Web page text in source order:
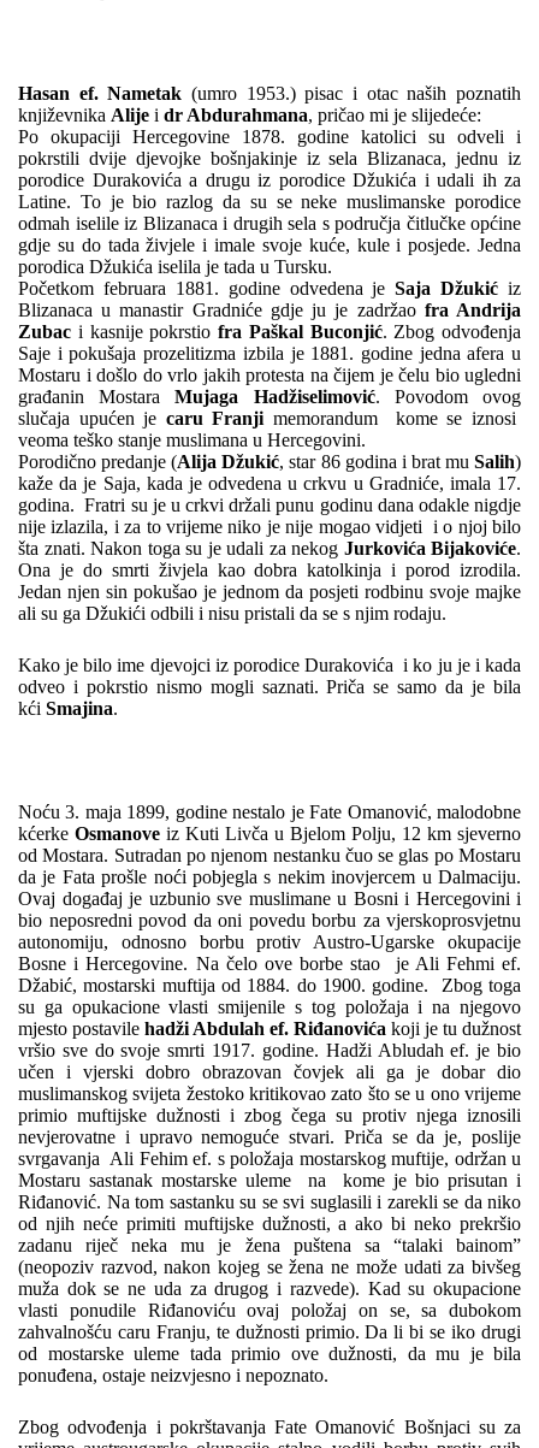
Hasan ef. Nametak (umro 1953.) pisac i otac naših poznatih
književnika Alije i dr Abdurahmana, pričao mi je slijedeće:
Po okupaciji Hercegovine 1878. godine katolici su odveli i
pokrstili dvije djevojke bošnjakinje iz sela Blizanaca, jednu iz
porodice Durakovića a drugu iz porodice Džukića i udali ih za
Latine. To je bio razlog da su se neke muslimanske porodice
odmah iselile iz Blizanaca i drugih sela s područja čitlučke općine
gdje su do tada živjele i imale svoje kuće, kule i posjede. Jedna
porodica Džukića iselila je tada u Tursku.
Početkom februara 1881. godine odvedena jeSaja Džukić iz
Blizanaca u manastir Gradniće gdje ju je zadržao fra Andrija
Zubac i kasnije pokrstio fra Paškal Buconjić. Zbog odvođenja
Saje i pokušaja prozelitizma izbila je 1881. godine jedna afera u
Mostaru i došlo do vrlo jakih protesta na čijem je čelu bio ugledni
građanin MostaraMujaga Hadžiselimović. Povodom ovog
slučaja upućen je caru Franji memorandum kome se iznosi
veoma teško stanje muslimana u Hercegovini.
Porodično predanje (Alija Džukić, star 86 godina i brat muSalih)
kaže da je Saja, kada je odvedena u crkvu u Gradniće, imala 17.
godina. Fratri su je u crkvi držali punu godinu dana odakle nigdje
nije izlazila, i za to vrijeme niko je nije mogao vidjeti i o njoj bilo
šta znati. Nakon toga su je udali za nekog Jurkovića Bijakoviće.
Ona je do smrti živjela kao dobra katolkinja i porod izrodila.
Jedan njen sin pokušao je jednom da posjeti rodbinu svoje majke
ali su ga Džukići odbili i nisu pristali da se s njim rodaju.
Kako je bilo ime djevojci iz porodice Durakovića i ko ju je i kada
odveo i pokrstio nismo mogli saznati. Priča se samo da je bila
kći Smajina.
Noću 3. maja 1899, godine nestalo je Fate Omanović, malodobne
kćerke Osmanove iz Kuti Livča u Bjelom Polju, 12 km sjeverno
od Mostara. Sutradan po njenom nestanku čuo se glas po Mostaru
da je Fata prošle noći pobjegla s nekim inovjercem u Dalmaciju.
Ovaj događaj je uzbunio sve muslimane u Bosni i Hercegovini i
bio neposredni povod da oni povedu borbu za vjerskoprosvjetnu
autonomiju, odnosno borbu protiv Austro-Ugarske okupacije
Bosne i Hercegovine. Na čelo ove borbe stao je Ali Fehmi ef.
Džabić, mostarski muftija od 1884. do 1900. godine. Zbog toga
su ga opukacione vlasti smijenile s tog položaja i na njegovo
mjesto postavile hadži Abdulah ef. Riđanovića koji je tu dužnost
vršio sve do svoje smrti 1917. godine. Hadži Abludah ef. je bio
učen i vjerski dobro obrazovan čovjek ali ga je dobar dio
muslimanskog svijeta žestoko kritikovao zato što se u ono vrijeme
primio muftijske dužnosti i zbog čega su protiv njega iznosili
nevjerovatne i upravo nemoguće stvari. Priča se da je, poslije
svrgavanja Ali Fehim ef. s položaja mostarskog muftije, održan u
Mostaru sastanak mostarske uleme na kome je bio prisutan i
Riđanović. Na tom sastanku su se svi suglasili i zarekli se da niko
od njih neće primiti muftijske dužnosti, a ako bi neko prekršio
zadanu riječ neka mu je žena puštena sa “talaki bainom”
(neopoziv razvod, nakon kojeg se žena ne može udati za bivšeg
muža dok se ne uda za drugog i razvede). Kad su okupacione
vlasti ponudile Riđanoviću ovaj položaj on se, sa dubokom
zahvalnošću caru Franju, te dužnosti primio. Da li bi se iko drugi
od mostarske uleme tada primio ove dužnosti, da mu je bila
ponuđena, ostaje neizvjesno i nepoznato.
Zbog odvođenja i pokrštavanja Fate Omanović Bošnjaci su za